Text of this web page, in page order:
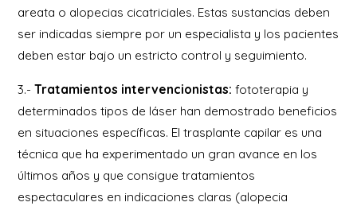
areata o alopecias cicatriciales. Estas sustancias deben
ser indicadas siempre por un especialista y los pacientes
deben estar bajo un estricto control y seguimiento.
3.-Tratamientos intervencionistas: fototerapia y
determinados tipos de láser han demostrado beneficios
en situaciones específicas. El trasplante capilar es una
técnica que ha experimentado un gran avance en los
últimos años y que consigue tratamientos
espectaculares en indicaciones claras (alopecia